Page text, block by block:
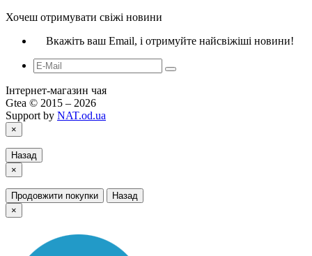
Хочеш отримувати свіжі новини
Вкажіть ваш Email, і отримуйте найсвіжіші новини!
Інтернет-магазин чая
Gtea © 2015 – 2026
Support by NAT.od.ua
×
Назад
×
Продовжити покупки
Назад
×